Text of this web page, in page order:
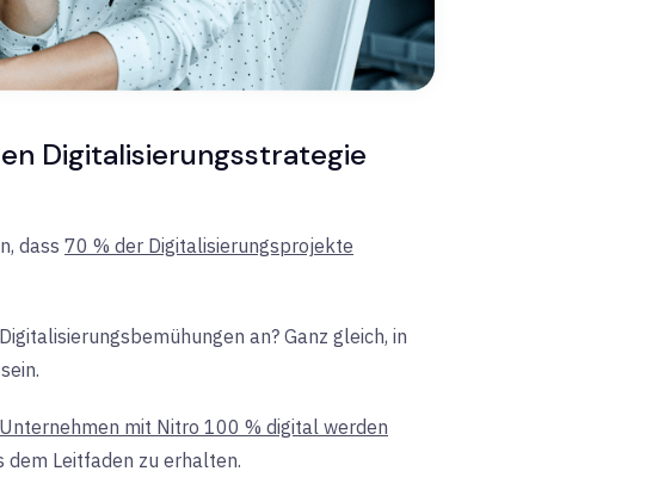
Digitalisierungsstrategie
dass 70 % der Digitalisierungsprojekte
an? Ganz gleich, in
mit Nitro 100 % digital werden
dem Leitfaden zu erhalten.